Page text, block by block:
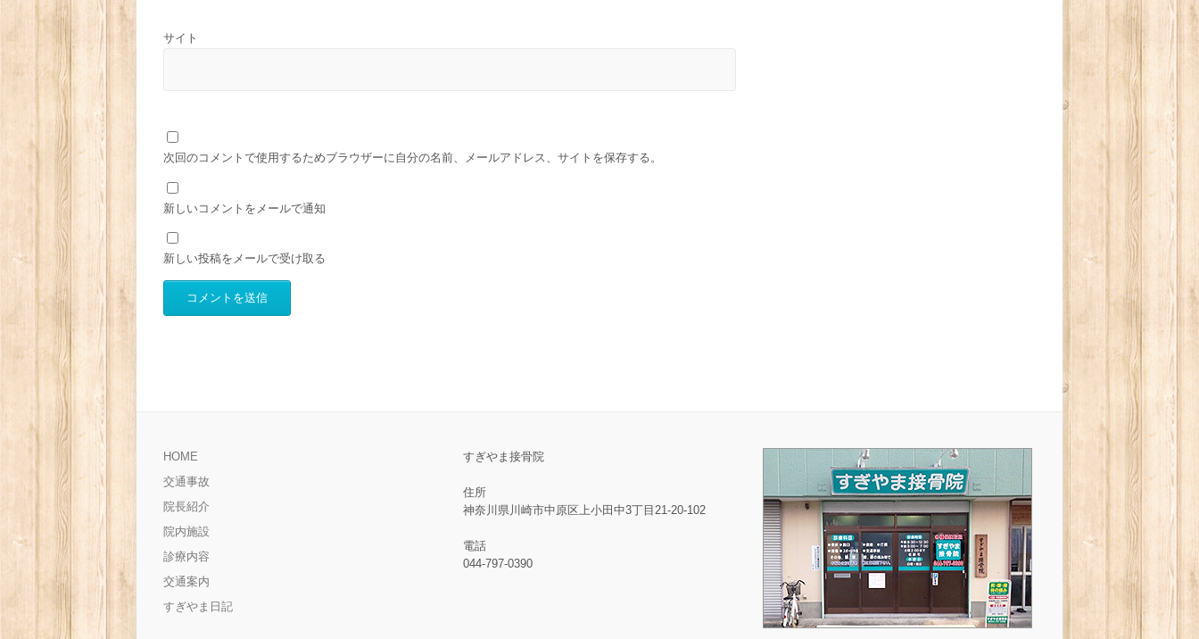
サイト
次回のコメントで使用するためブラウザーに自分の名前、メールアドレス、サイトを保存する。
新しいコメントをメールで通知
新しい投稿をメールで受け取る
HOME
交通事故
院長紹介
院内施設
診療内容
交通案内
すぎやま日記
すぎやま接骨院
住所
神奈川県川崎市中原区上小田中3丁目21-20-102
電話
044-797-0390